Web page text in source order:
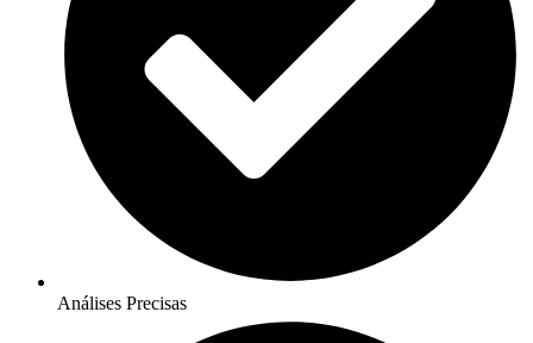
Análises Precisas